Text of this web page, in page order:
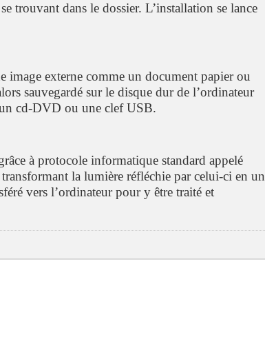
trouvant dans le dossier. L’installation se lance
externe comme un document papier ou
sauvegardé sur le disque dur de l’ordinateur
cd-DVD ou une clef USB.
à protocole informatique standard appelé
la lumière réfléchie par celui-ci en un
vers l’ordinateur pour y être traité et